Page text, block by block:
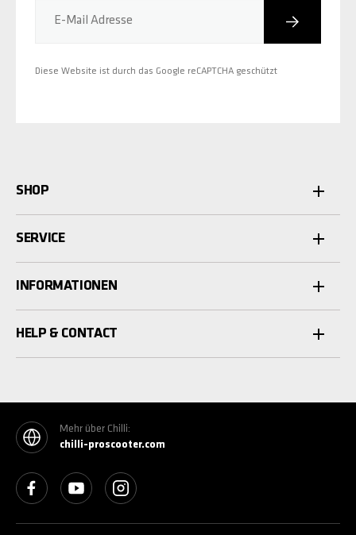
E-Mail Adresse
Diese Website ist durch das Google reCAPTCHA geschützt
SHOP
SERVICE
INFORMATIONEN
HELP & CONTACT
Mehr über Chilli:
chilli-proscooter.com
See our FacebookSee our YouTube channel
See our Instagram